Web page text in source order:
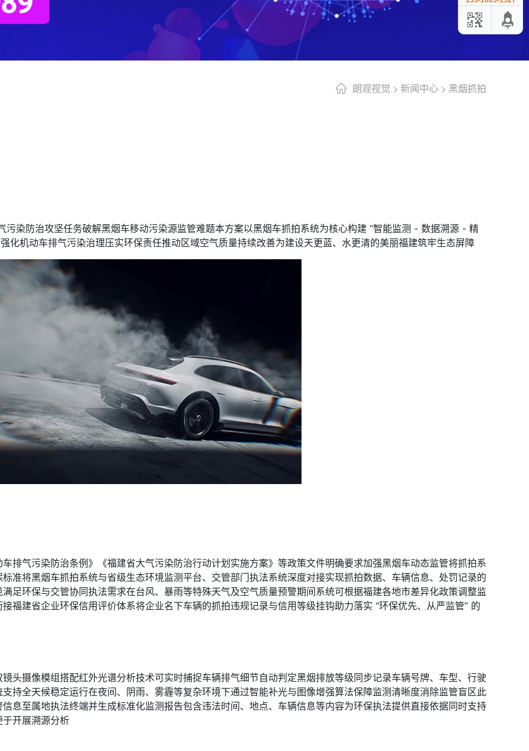
朗观视觉 > 新闻中心 > 黑烟抓拍
污染防治攻坚任务破解黑烟车移动污染源监管难题本方案以黑烟车抓拍系统为核心构建 “智能监测 - 数据溯源 - 精
化机动车排气污染治理压实环保责任推动区域空气质量持续改善为建设天更蓝、水更清的美丽福建筑牢生态屏障
排气污染防治条例》《福建省大气污染防治行动计划实施方案》等政策文件明确要求加强黑烟车动态监管将抓拍系
准将黑烟车抓拍系统与省级生态环境监测平台、交管部门执法系统深度对接实现抓拍数据、车辆信息、处罚记录的
足环保与交管协同执法需求在台风、暴雨等特殊天气及空气质量预警期间系统可根据福建各地市差异化政策调整监
福建省企业环保信用评价体系将企业名下车辆的抓拍违规记录与信用等级挂钩助力落实 “环保优先、从严监管” 的
头摄像模组搭配红外光谱分析技术可实时捕捉车辆排气细节自动判定黑烟排放等级同步记录车辆号牌、车型、行驶
持全天候稳定运行在夜间、阴雨、雾霾等复杂环境下通过智能补光与图像增强算法保障监测清晰度消除监管盲区此
息至属地执法终端并生成标准化监测报告包含违法时间、地点、车辆信息等内容为环保执法提供直接依据同时支持
开展溯源分析